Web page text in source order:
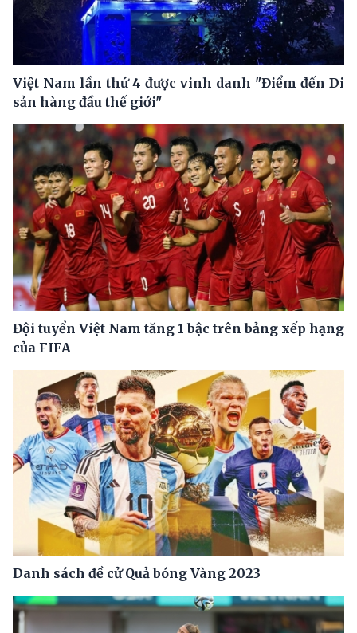
Việt Nam lần thứ 4 được vinh danh "Điểm đến Di
sản hàng đầu thế giới"
Đội tuyển Việt Nam tăng 1 bậc trên bảng xếp hạng
của FIFA
Danh sách đề cử Quả bóng Vàng 2023